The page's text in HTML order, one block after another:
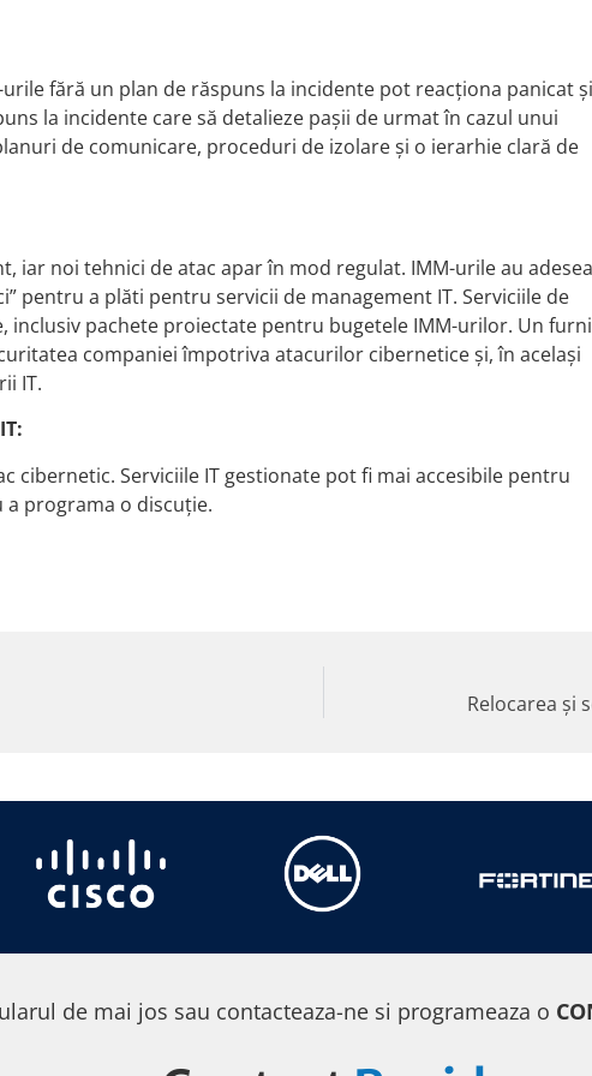
fără un plan de răspuns la incidente pot reacționa panicat și
la incidente care să detalieze pașii de urmat în cazul unui
de comunicare, proceduri de izolare și o ierarhie clară de
iar noi tehnici de atac apar în mod regulat. IMM-urile au adesea
pentru a plăti pentru servicii de management IT. Serviciile de
inclusiv pachete proiectate pentru bugetele IMM-urilor. Un
companiei împotriva atacurilor cibernetice și, în același
IT.
cibernetic. Serviciile IT gestionate pot fi mai accesibile pentru
a programa o discuție.
Relocarea și
de mai jos sau contacteaza-ne si programeaza o